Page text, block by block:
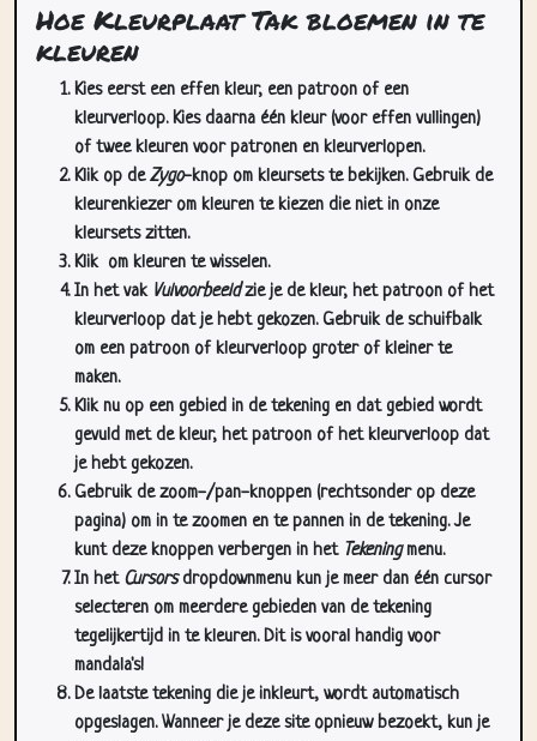
Hoe Kleurplaat Tak bloemen in te
kleuren
Kies eerst een effen kleur, een patroon of een
kleurverloop. Kies daarna één kleur (voor effen vullingen)
of twee kleuren voor patronen en kleurverlopen.
Klik op deZygo-knop om kleursets te bekijken. Gebruik de
kleurenkiezer om kleuren te kiezen die niet in onze
kleursets zitten.
Klik om kleuren te wisselen.
In het vak Vulvoorbeeldzie je de kleur, het patroon of het
kleurverloop dat je hebt gekozen. Gebruik de schuifbalk
om een patroon of kleurverloop groter of kleiner te
maken.
Klik nu op een gebied in de tekening en dat gebied wordt
gevuld met de kleur, het patroon of het kleurverloop dat
je hebt gekozen.
Gebruik de zoom-/pan-knoppen (rechtsonder op deze
pagina) om in te zoomen en te pannen in de tekening. Je
kunt deze knoppen verbergen in het Tekeningmenu.
In het Cursorsdropdownmenu kun je meer dan één cursor
selecteren om meerdere gebieden van de tekening
tegelijkertijd in te kleuren. Dit is vooral handig voor
mandala's!
De laatste tekening die je inkleurt, wordt automatisch
opgeslagen. Wanneer je deze site opnieuw bezoekt, kun je